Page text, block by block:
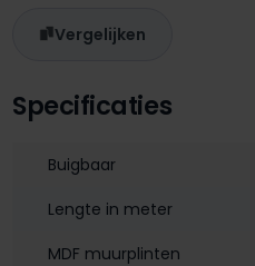
Specificaties
Buigbaar
Lengte in meter
MDF muurplinten
Vergelijken